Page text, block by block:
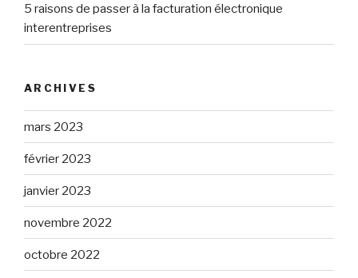
5 raisons de passer à la facturation électronique
interentreprises
ARCHIVES
mars 2023
février 2023
janvier 2023
novembre 2022
octobre 2022